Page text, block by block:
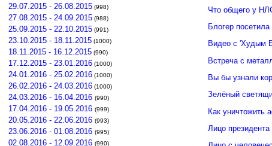
29.07.2015 - 26.08.2015 (998)
27.08.2015 - 24.09.2015 (988)
25.09.2015 - 22.10.2015 (991)
23.10.2015 - 18.11.2015 (1000)
18.11.2015 - 16.12.2015 (990)
17.12.2015 - 23.01.2016 (1000)
24.01.2016 - 25.02.2016 (1000)
26.02.2016 - 24.03.2016 (1000)
24.03.2016 - 16.04.2016 (990)
17.04.2016 - 19.05.2016 (999)
20.05.2016 - 22.06.2016 (993)
23.06.2016 - 01.08.2016 (995)
02.08.2016 - 12.09.2016 (990)
Что общего у
Блогер
Видео с 'Худым
Встреча с
Вы бы узнали
Зелёный
Как уничтожить
Лицо